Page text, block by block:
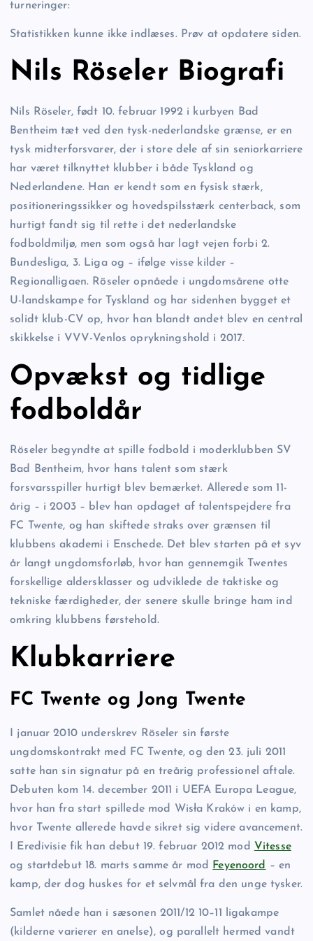
turneringer:
Statistikken kunne ikke indlæses. Prøv at opdatere siden.
Nils Röseler Biografi
Nils Röseler, født 10. februar 1992 i kurbyen Bad
Bentheim tæt ved den tysk-nederlandske grænse, er en
tysk midterforsvarer, der i store dele af sin seniorkarriere
har været tilknyttet klubber i både Tyskland og
Nederlandene. Han er kendt som en fysisk stærk,
positioneringssikker og hovedspilsstærk centerback, som
hurtigt fandt sig til rette i det nederlandske
fodboldmiljø, men som også har lagt vejen forbi 2.
Bundesliga, 3. Liga og – ifølge visse kilder –
Regionalligaen. Röseler opnåede i ungdomsårene otte
U-landskampe for Tyskland og har sidenhen bygget et
solidt klub-CV op, hvor han blandt andet blev en central
skikkelse i VVV-Venlos oprykningshold i 2017.
Opvækst og tidlige
fodboldår
Röseler begyndte at spille fodbold i moderklubben SV
Bad Bentheim, hvor hans talent som stærk
forsvarsspiller hurtigt blev bemærket. Allerede som 11-
årig – i 2003 – blev han opdaget af talentspejdere fra
FC Twente, og han skiftede straks over grænsen til
klubbens akademi i Enschede. Det blev starten på et syv
år langt ungdomsforløb, hvor han gennemgik Twentes
forskellige aldersklasser og udviklede de taktiske og
tekniske færdigheder, der senere skulle bringe ham ind
omkring klubbens førstehold.
Klubkarriere
FC Twente og Jong Twente
I januar 2010 underskrev Röseler sin første
ungdomskontrakt med FC Twente, og den 23. juli 2011
satte han sin signatur på en treårig professionel aftale.
Debuten kom 14. december 2011 i UEFA Europa League,
hvor han fra start spillede mod Wisła Kraków i en kamp,
hvor Twente allerede havde sikret sig videre avancement.
I Eredivisie fik han debut 19. februar 2012 mod Vitesse
og startdebut 18. marts samme år mod
Feyenoord
– en
kamp, der dog huskes for et selvmål fra den unge tysker.
Samlet nåede han i sæsonen 2011/12 10–11 ligakampe
(kilderne varierer en anelse), og parallelt hermed vandt